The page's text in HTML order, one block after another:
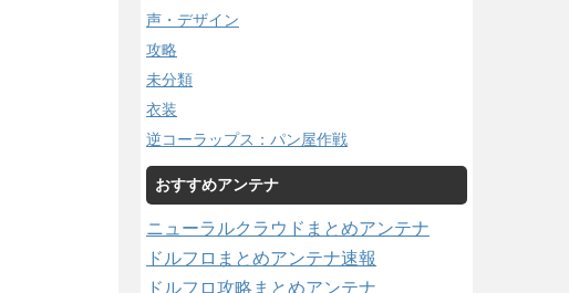
声・デザイン
攻略
未分類
衣装
逆コーラップス：パン屋作戦
おすすめアンテナ
ニューラルクラウドまとめアンテナ
ドルフロまとめアンテナ速報
ドルフロ攻略まとめアンテナ